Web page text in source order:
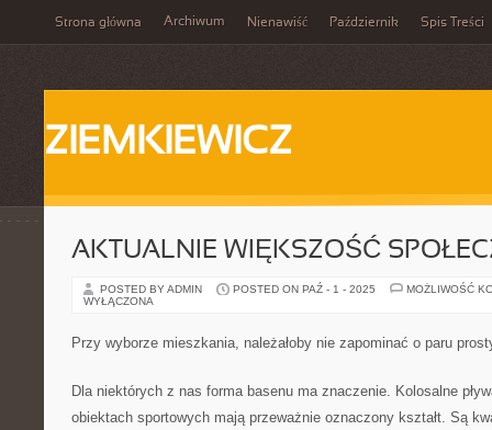
Strona główna Archiwum Nienawiść Październik Spis Treści
ZIEMKIEWICZ
AKTUALNIE WIĘKSZOŚĆ
POSTED BY ADMIN POSTED ON PAŹ - 1 - 2025
MOŻLIWOŚĆ
WYŁĄCZONA
Przy wyborze mieszkania, należałoby nie zapominać o paru
Dla niektórych z nas forma basenu ma znaczenie. Kolosalne
obiektach sportowych mają przeważnie oznaczony kształt. Są